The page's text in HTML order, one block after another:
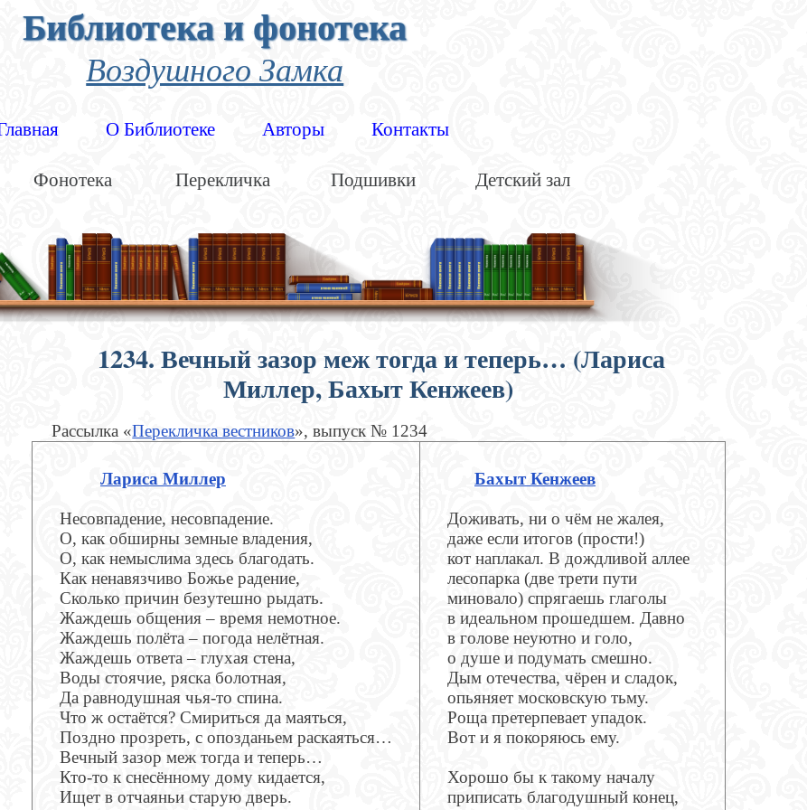
Библиотека и фонотека
Воздушного Замка
О Библиотеке Авторы Контакты
Фонотека Перекличка Подшивки Детский зал
1234. Вечный зазор меж тогда и теперь… (Лариса
Миллер, Бахыт Кенжеев)
Рассылка «Перекличка вестников», выпуск № 1234
Лариса Миллер
Несовпадение, несовпадение.
О, как обширны земные владения,
О, как немыслима здесь благодать.
Как ненавязчиво Божье радение,
Сколько причин безутешно рыдать.
Жаждешь общения – время немотное.
Жаждешь полёта – погода нелётная.
Жаждешь ответа – глухая стена,
Воды стоячие, ряска болотная,
Да равнодушная чья-то спина.
Что ж остаётся? Смириться да маяться,
Поздно прозреть, с опозданьем раскаяться…
Вечный зазор меж тогда и теперь…
Кто-то к снесённому дому кидается,
Ищет в отчаяньи старую дверь.
Бахыт Кенжеев
Доживать, ни о чём не жалея,
даже если итогов (прости!)
кот наплакал. В дождливой аллее
лесопарка (две трети пути
миновало) спрягаешь глаголы
в идеальном прошедшем. Давно
в голове неуютно и голо,
о душе и подумать смешно.
Дым отечества, чёрен и сладок,
опьяняет московскую тьму.
Роща претерпевает упадок.
Вот и я покоряюсь ему.
Хорошо бы к такому началу
приписать благодушный конец,